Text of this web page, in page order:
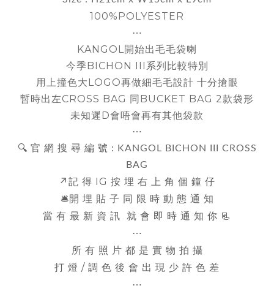
100%POLYESTER
⋯
KANGOL開始出毛毛袋喇
今季BICHON III系列比較特別
用上撞色大LOGO再做細毛毛設計 十分搶眼
暫時出左CROSS BAG 同BUCKET BAG 2款袋形
未知遲D會唔會再有其他袋款
⋯
🔍 官 網 搜 尋 編 號 :
KANGOL BICHON III CROSS
BAG
↗️記 得 IG 按 埋 右 上 角 個 鐘 仔
🛎️開 埋 貼 子 同 限 時 動 態 通 知
當 有 最 新 資 訊 就 會 即 時 通 知 你 📃
⋯
所 有 照 片 都 是 實 物 拍 攝
打 燈 / 調 色 後 會 出 現 少 許 色 差
⋯